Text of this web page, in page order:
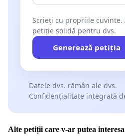
Scrieți cu propriile cuvinte.
petiție solidă pentru dvs.
Generează petiția
Datele dvs. rămân ale dvs.
Confidențialitate integrată
Alte petiții care v-ar putea interesa